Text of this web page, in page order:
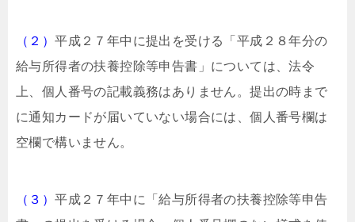
（２）平成２７年中に提出を受ける「平成２８年分の
給与所得者の扶養控除等申告書」については、法令
上、個人番号の記載義務はありません。提出の時まで
に通知カードが届いていない場合には、個人番号欄は
空欄で構いません。
（３）平成２７年中に「給与所得者の扶養控除等申告